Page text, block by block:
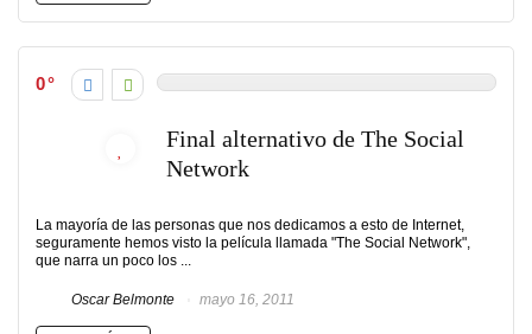
0
Final alternativo de The Social
Network
La mayoría de las personas que nos dedicamos a esto de Internet,
seguramente hemos visto la película llamada "The Social Network",
que narra un poco los ...
Oscar Belmonte mayo 16, 2011